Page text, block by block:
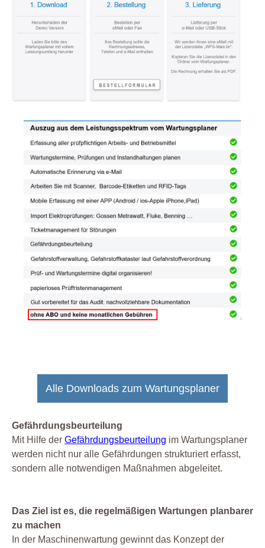
Alle Downloads zum Wartungsplaner
Gefährdungsbeurteilung
Mit Hilfe der Gefährdungsbeurteilung im Wartungsplaner
werden nicht nur alle Gefährdungen strukturiert erfasst,
sondern alle notwendigen Maßnahmen abgeleitet.
Das Ziel ist es, die regelmäßigen Wartungen planbarer
zu machen
In der Maschinenwartung gewinnt das Konzept der